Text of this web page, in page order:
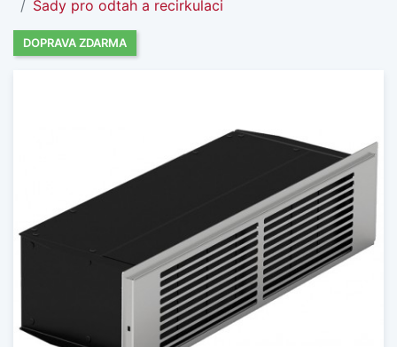
Sady pro odtah a recirkulaci
DOPRAVA ZDARMA